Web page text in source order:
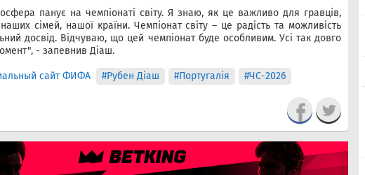
панує на чемпіонаті світу. Я знаю, як це важливо для гравців,
наших сімей, нашої країни. Чемпіонат світу – це радість та можливість
досвід. Відчуваю, що цей чемпіонат буде особливим. Усі так довго
- запевнив Діаш.
сайт ФИФА #Рубен Діаш #Португалія #ЧС-2026